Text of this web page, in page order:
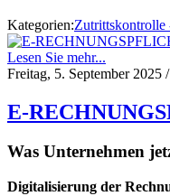
Kategorien:Zutrittskontrolle
Lesen Sie mehr...
Freitag, 5. September 2025
E-
Was Unternehmen
Digitalisierung der